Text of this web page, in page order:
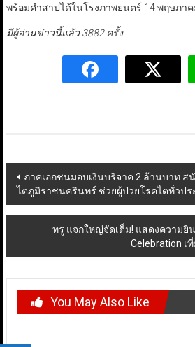
พร้อมคำสาปได้ในโรงภาพยนตร์ 14 พฤษภา
มีผู้อ่านข่าวนี้แล้ว 3882 ครั้ง
Post
navigation
ภาคเอกชนมอบเงินบริจาค 2 ล้านบาท
ไตภูมิราชนครินทร์ ช่วยผู้ป่วยโรคไตทั่วปร
ทรู แจกใหญ่จัดเต็ม! แสดงความยิ
Celebration เ
You May Also Like